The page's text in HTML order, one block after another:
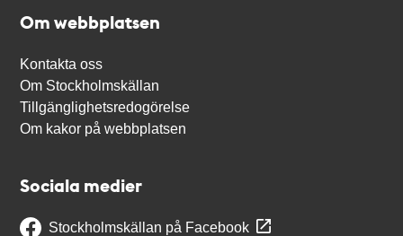
Om webbplatsen
Kontakta oss
Om Stockholmskällan
Tillgänglighetsredogörelse
Om kakor på webbplatsen
Sociala medier
Stockholmskällan på Facebook